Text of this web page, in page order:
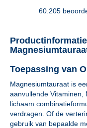
60.205
Toepassing van
Magnesiumtauraat is
aanvullende Vitaminen,
lichaam
verdragen. Of de
gebruik van bepaalde